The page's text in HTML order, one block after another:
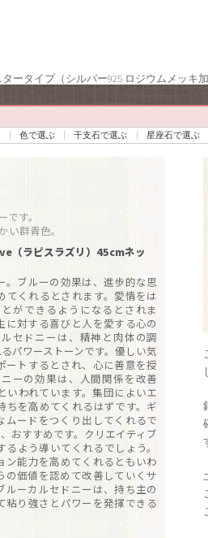
タイプ（シルバー925 ロジウムメッキ加
色で選ぶ 干支石で選ぶ 星座石で選ぶ
す。
群青色。
（ラピスラズリ）45cmネッ
ブルーの効果は、進歩的な思
くれるとされます。愛情をは
ができるようになるとされま
対する喜びと人を愛する心の
セドニーは、精神と肉体の調
パワーストーンです。優しい気
トするとされ、心に善意を授
ーの効果は、人間関係を改善
いわれています。集団によいエ
ちを高めてくれるはずです。ギ
ムードをつくり出してくれるで
おすすめです。クリエイティブ
よう導いてくれるでしょう。
能力を高めてくれるともいわ
の価値を認めて改善していくサ
ーカルセドニーは、持ち主の
粘り強さとパワーを発揮できる